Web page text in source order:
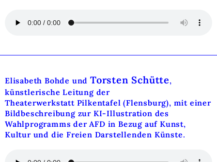
Elisabeth Bohde und Torsten Schütte,
künstlerische Leitung der
Theaterwerkstatt Pilkentafel (Flensburg), mit einer
Bildbeschreibung zur KI-Illustration des
Wahlprogramms der AFD in Bezug auf Kunst,
Kultur und die Freien Darstellenden Künste.